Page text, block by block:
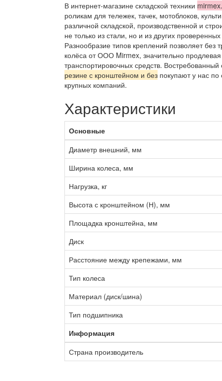
В интернет-магазине складской техники
роликам для тележек, тачек, мотоблоков,
различной складской, производственной и
не только из стали, но и из других
Разнообразие типов креплений позволяет
колёса от ООО Mirmex, значительно
транспортировочных средств.
резине с кронштейном и без покупают у нас
крупных компаний.
Характеристики
Основные
Диаметр внешний, мм
Ширина колеса, мм
Нагрузка, кг
Высота с кронштейном (Н), мм
Площадка кронштейна, мм
Диск
Расстояние между крепежами, мм
Тип колеса
Материал (диск/шина)
Тип подшипника
Информация
Страна производитель